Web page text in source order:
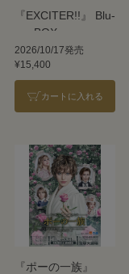
『EXCITER!!』 Blu-
ray BOX
2026/10/17発売
¥15,400
カートに入れる
『ポーの一族』